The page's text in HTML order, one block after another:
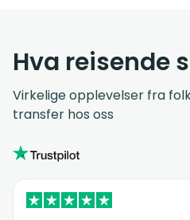
Hva reisende
Virkelige opplevelser fra
transfer hos oss